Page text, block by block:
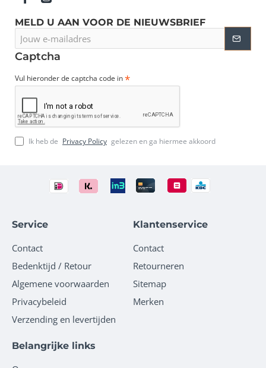
MELD U AAN VOOR DE NIEUWSBRIEF
e-
mailadres
Captcha
Vul hieronder de captcha code in
Ik heb de Privacy Policy gelezen en ga hiermee akkoord
Service
Contact
Bedenktijd / Retour
Algemene voorwaarden
Privacybeleid
Verzending en levertijden
Klantenservice
Contact
Retourneren
Sitemap
Merken
Belangrijke links